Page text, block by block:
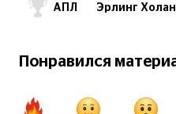
АПЛ Эрлинг
ФК Манчестер Сити
ФК Арсенал Лондон
Понравился